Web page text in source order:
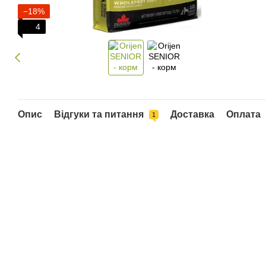
−18%
4
Опис Відгуки та питання 1 Доставка Оплата